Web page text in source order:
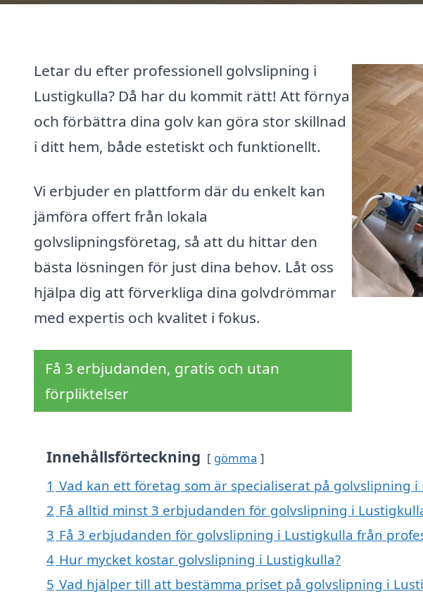
Letar du efter professionell golvslipning i
Lustigkulla? Då har du kommit rätt! Att förnya
och förbättra dina golv kan göra stor skillnad
i ditt hem, både estetiskt och funktionellt.
Vi erbjuder en plattform där du enkelt kan
jämföra offert från lokala
golvslipningsföretag, så att du hittar den
bästa lösningen för just dina behov. Låt oss
hjälpa dig att förverkliga dina golvdrömmar
med expertis och kvalitet i fokus.
Få 3 erbjudanden, gratis och utan
förpliktelser
Innehållsförteckning gömma
1 Vad kan ett företag som är specialiserat på golvslipning
2 Få alltid minst 3 erbjudanden för golvslipning i
3 Få 3 erbjudanden för golvslipning i Lustigkulla från
4 Hur mycket kostar golvslipning i Lustigkulla?
5 Vad hjälper till att bestämma priset på golvslipning i